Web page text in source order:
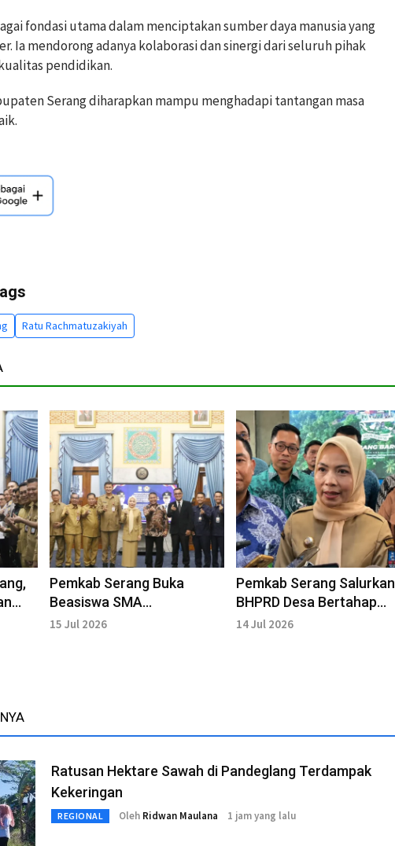
fondasi utama dalam menciptakan sumber daya manusia yang
Ia mendorong adanya kolaborasi dan sinergi dari seluruh pihak
pendidikan.
Serang diharapkan mampu menghadapi tantangan masa
Ratu Rachmatuzakiyah
Pemkab Serang Buka
Beasiswa SMA
Kebangsaan Bagi Siswa
15 Jul 2026
Pemkab Serang Salurkan
BHPRD Desa Bertahap
Selama Tiga Tahun
14 Jul 2026
Ratusan Hektare Sawah di Pandeglang Terdampak
Kekeringan
REGIONAL Oleh Ridwan Maulana 1 jam yang lalu